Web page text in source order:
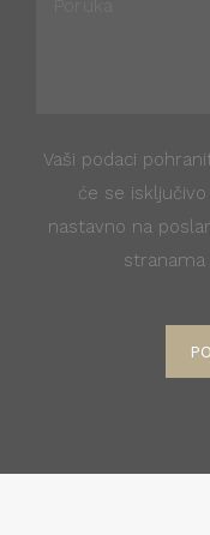
Vaši podaci
će se
nastavno na
stranama